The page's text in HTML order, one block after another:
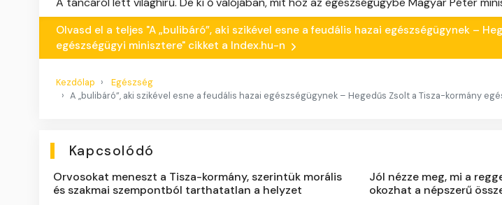
Olvasd el a teljes "A „bulibáró”, aki szikével esne a feudális hazai egészségügynek –
egészségügyi minisztere" cikket a Index.hu-n
Kezdőlap
Egészség
A „bulibáró”, aki szikével esne a feudális hazai egészségügynek – Hegedűs Zsolt a Tisza-kormány
Kapcsolódó
Orvosokat meneszt a Tisza-kormány, szerintük morális
és szakmai szempontból tarthatatlan a helyzet
Jól nézze meg, mi a
okozhat a népszerű